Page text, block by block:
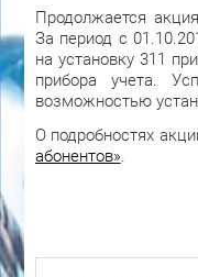
Продолжается
За период с
на установку 311
прибора учета.
возможностью
О подробностях
абонентов»